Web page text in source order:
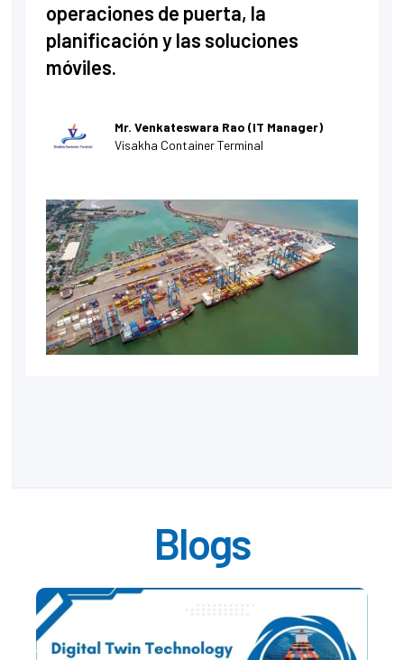
operaciones de puerta, la
planificación y las soluciones
móviles.
Mr. Venkateswara Rao (IT Manager)
Visakha Container Terminal
Blogs